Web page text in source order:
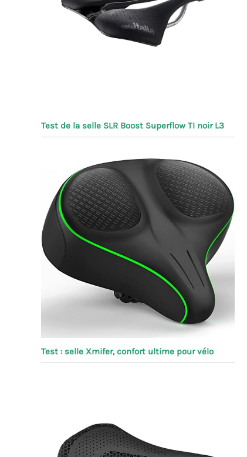
Test de la selle SLR Boost Superflow TI noir L3
Test : selle Xmifer, confort ultime pour vélo